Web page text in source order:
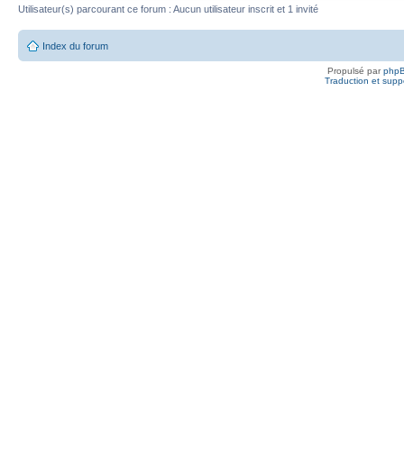
Utilisateur(s) parcourant ce forum : Aucun utilisateur inscrit et 1 invité
Index du forum
Propulsé par
Traduction et